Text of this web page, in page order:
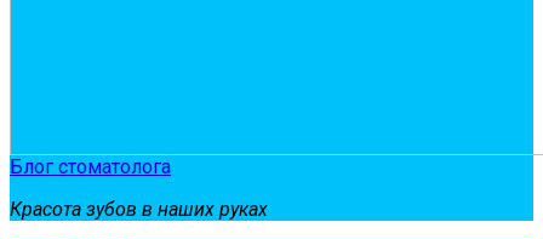
Блог стоматолога
Красота зубов в наших руках